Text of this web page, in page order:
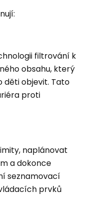
filtrování k
obsahu, který
děti objevit. Tato
proti
naplánovat
a dokonce
seznamovací
prvků